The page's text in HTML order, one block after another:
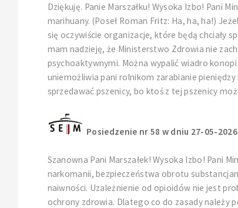
Dziękuję. Panie Marszałku! Wysoka Izbo! Pani
marihuany. (Poseł Roman Fritz: Ha, ha, ha!)
się oczywiście organizacje, które będą chciały
mam nadzieję, że Ministerstwo Zdrowia nie
psychoaktywnymi. Można wypalić wiadro
uniemożliwia pani rolnikom zarabianie
sprzedawać pszenicy, bo ktoś z tej pszenicy
Posiedzenie nr 58 w dniu 27-05-
Szanowna Pani Marszałek! Wysoka Izbo! Pani
narkomanii, bezpieczeństwa obrotu
naiwności. Uzależnienie od opioidów nie jest
ochrony zdrowia. Dlatego co do zasady należy